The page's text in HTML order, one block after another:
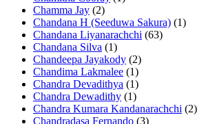
Chamma Jay (2)
Chandana H (Seeduwa Sakura) (1)
Chandana Liyanarachchi (63)
Chandana Silva (1)
Chandeepa Jayakody (2)
Chandima Lakmalee (1)
Chandra Devadithya (1)
Chandra Dewadithy (1)
Chandra Kumara Kandanarachchi (2)
Chandradasa Fernando (3)